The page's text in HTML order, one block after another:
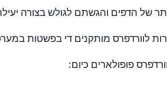
של הדפים והגשתם לגולש בצורה
לוורדפרס מותקנים די בפשטות